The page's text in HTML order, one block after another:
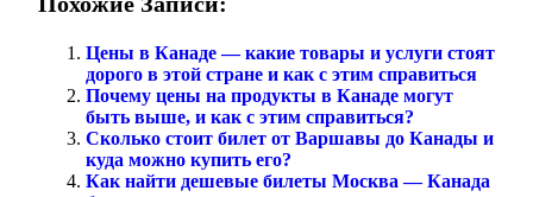
Цены в Канаде — какие товары и услуги стоят
дорого в этой стране и как с этим справиться
Почему цены на продукты в Канаде могут
быть выше, и как с этим справиться?
Сколько стоит билет от Варшавы до Канады и
куда можно купить его?
Как найти дешевые билеты Москва — Канада